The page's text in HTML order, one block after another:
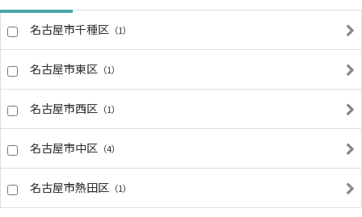
名古屋市千種区 （1）
名古屋市東区 （1）
名古屋市西区 （1）
名古屋市中区 （4）
名古屋市熱田区 （1）